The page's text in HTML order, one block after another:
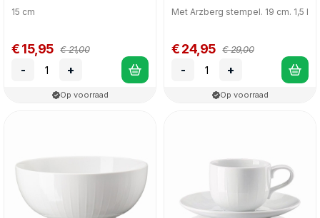
15 cm
€ 15,95 € 21,00
- +
Op voorraad
Met Arzberg stempel. 19 cm. 1,5 l
€ 24,95 € 29,00
- +
Op voorraad